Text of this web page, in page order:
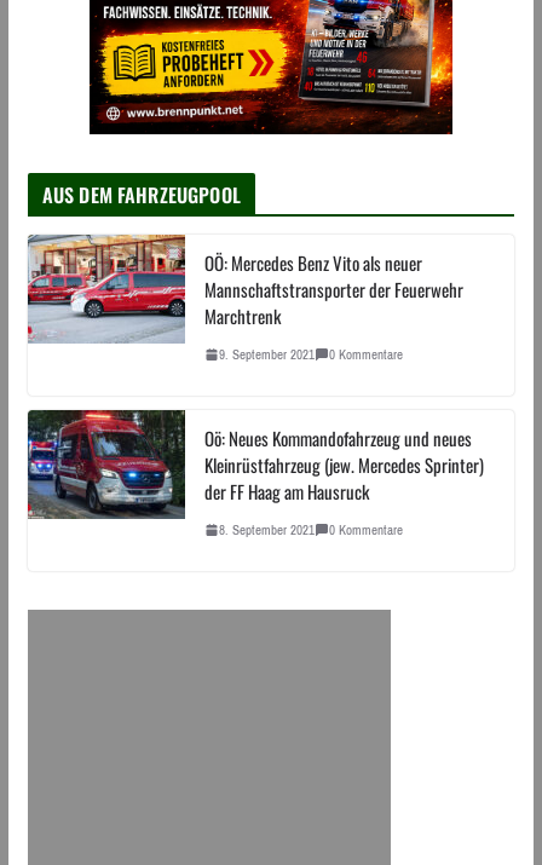
AUS DEM FAHRZEUGPOOL
OÖ: Mercedes Benz Vito als neuer
Mannschaftstransporter der Feuerwehr
Marchtrenk
9. September 2021 0 Kommentare
Oö: Neues Kommandofahrzeug und neues
Kleinrüstfahrzeug (jew. Mercedes Sprinter)
der FF Haag am Hausruck
8. September 2021 0 Kommentare